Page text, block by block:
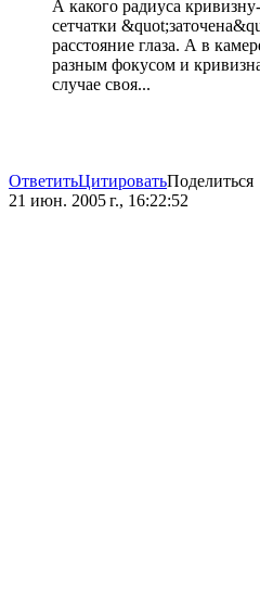
А какого радиуса
сетчатки
расстояние глаза. А в
разным фокусом и
случае своя...
ОтветитьЦитироватьПоделиться
21 июн. 2005 г., 16:22:52